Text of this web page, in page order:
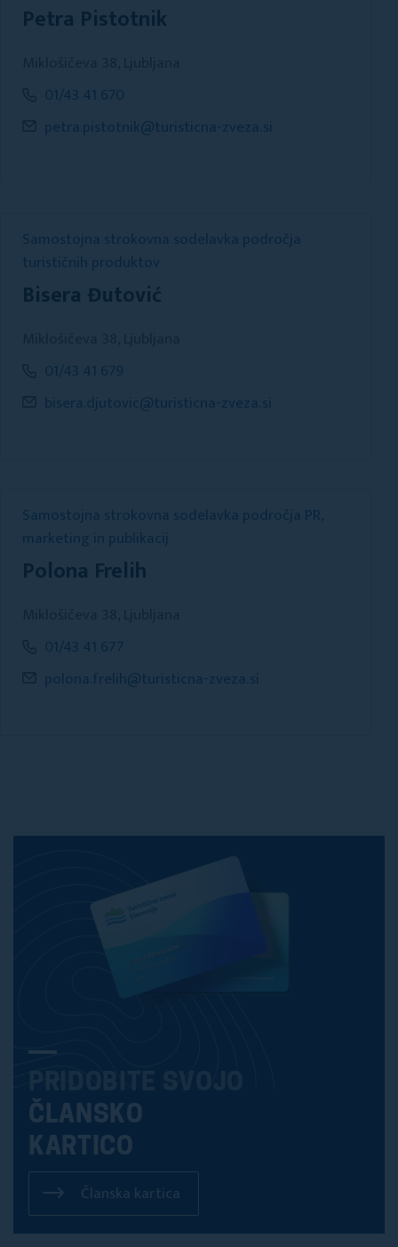
Petra Pistotnik
01/43 41 670
petra.pistotnik@turisticna-zveza.si
Samostojna strokovna sodelavka področja
turističnih produktov
Bisera Đutović
01/43 41 679
bisera.djutovic@turisticna-zveza.si
Samostojna strokovna sodelavka področja PR,
marketing in publikacij
Polona Frelih
01/43 41 677
polona.frelih@turisticna-zveza.si
ČLANSKO
KARTICO
Članska kartica